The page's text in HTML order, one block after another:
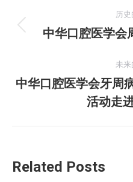
章
航
历史
中华口腔医学会
未来
中华口腔医学会牙周
活动走
Related Posts